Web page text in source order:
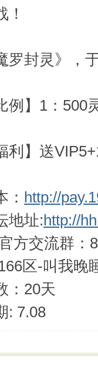
！
罗封灵》，
例】1：500
利】送
： http://
地址:http://
方交流群：
区-叫我晚
：20天
: 7.08